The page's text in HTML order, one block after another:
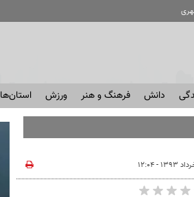
دانش فرهنگ و هنر ورزش استان‌ها